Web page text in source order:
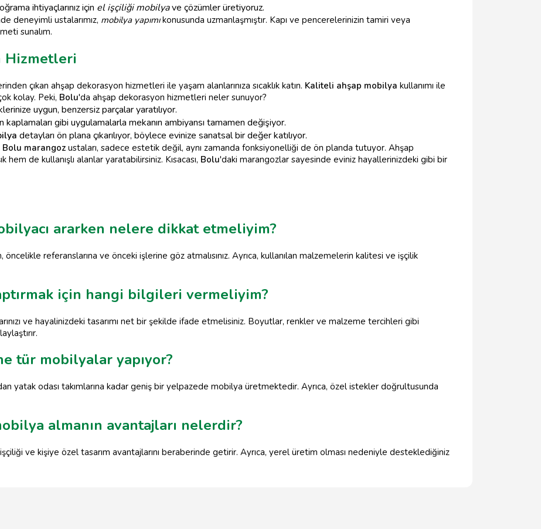
ihtiyaçlarınız için el işçiliği mobilyave çözümler üretiyoruz.
deneyimli ustalarımız, mobilya yapımıkonusunda uzmanlaşmıştır. Kapı ve pencerelerinizin tamiri veya
sunalım.
Hizmetleri
çıkan ahşap dekorasyon hizmetleri ile yaşam alanlarınıza sıcaklık katın. Kaliteli ahşap mobilya kullanımı ile
kolay. Peki, Bolu'da ahşap dekorasyon hizmetleri neler sunuyor?
uygun, benzersiz parçalar yaratılıyor.
gibi uygulamalarla mekanın ambiyansı tamamen değişiyor.
detayları ön plana çıkarılıyor, böylece evinize sanatsal bir değer katılıyor.
Bolu marangoz ustaları, sadece estetik değil, aynı zamanda fonksiyonelliği de ön planda tutuyor. Ahşap
de kullanışlı alanlar yaratabilirsiniz. Kısacası, Bolu'daki marangozlar sayesinde eviniz hayallerinizdeki gibi bir
ararken nelere dikkat etmeliyim?
referanslarına ve önceki işlerine göz atmalısınız. Ayrıca, kullanılan malzemelerin kalitesi ve işçilik
için hangi bilgileri vermeliyim?
ve hayalinizdeki tasarımı net bir şekilde ifade etmelisiniz. Boyutlar, renkler ve malzeme tercihleri gibi
tür mobilyalar yapıyor?
yatak odası takımlarına kadar geniş bir yelpazede mobilya üretmektedir. Ayrıca, özel istekler doğrultusunda
almanın avantajları nelerdir?
ve kişiye özel tasarım avantajlarını beraberinde getirir. Ayrıca, yerel üretim olması nedeniyle desteklediğiniz